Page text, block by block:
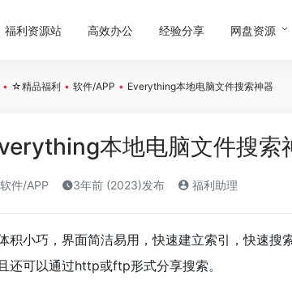
福利资源站 高效办公 经验分享 网盘资源
• ☆精品福利 • 软件/APP • Everything本地电脑文件搜索神器
本地电脑文件搜索
软件/APP 3年前 (2023)发布 福利助理
积小巧，界面简洁易用，快速建立索引，快速搜
还可以通过http或ftp形式分享搜索。